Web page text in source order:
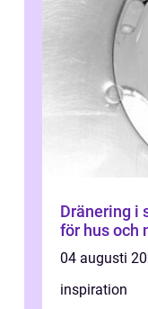
Dränering i
för hus och
04 augusti
inspiration